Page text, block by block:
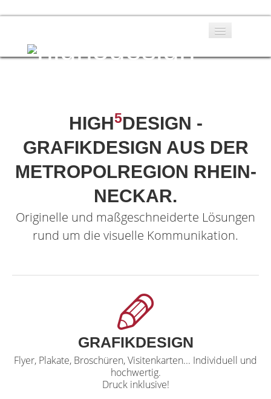
Über uns
Referenzen
Kontakt
HIGH5DESIGN -
GRAFIKDESIGN AUS DER
METROPOLREGION RHEIN-
NECKAR.
Originelle und maßgeschneiderte Lösungen
rund um die visuelle Kommunikation.
GRAFIKDESIGN
Flyer, Plakate, Broschüren, Visitenkarten... Individuell und
hochwertig.
Druck inklusive!